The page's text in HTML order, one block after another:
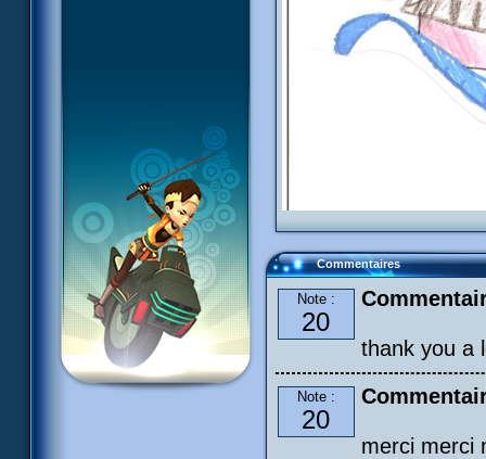
Commentaires
Note :
20
thank you a
Note :
20
merci merci